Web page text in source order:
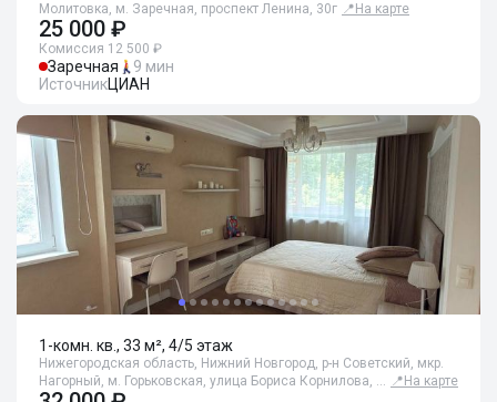
Молитовка, м. Заречная, проспект Ленина, 30г 📍 На карте
25 000 ₽
Комиссия 12 500 ₽
Заречная
9 мин
ИсточникЦИАН
1-комн. кв., 33 м², 4/5 этаж
Нижегородская область, Нижний Новгород, р-н Советский, мкр.
Нагорный, м. Горьковская, улица Бориса Корнилова, … 📍 На карте